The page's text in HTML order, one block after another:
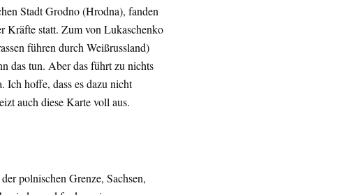
Stadt Grodno (Hrodna), fanden
Kräfte statt. Zum von Lukaschenko
führen durch Weißrussland)
das tun. Aber das führt zu nichts
Ich hoffe, dass es dazu nicht
auch diese Karte voll aus.
polnischen Grenze, Sachsen,